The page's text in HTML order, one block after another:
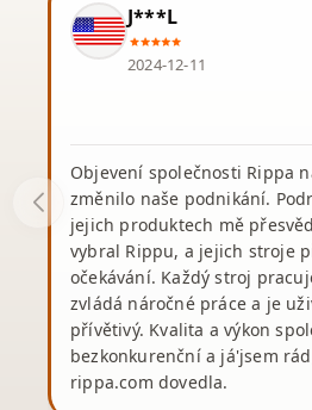
J***L
2024-12-11
Objevení společnosti Rippa
změnilo naše podnikání.
jejich produktech mě
vybral Rippu, a jejich stroje
očekávání. Každý stroj
zvládá náročné práce a je
přívětivý. Kvalita a výkon
bezkonkurenční a já'jsem
rippa.com dovedla.